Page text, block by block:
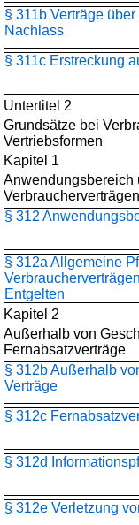
§ 311b Verträge
Nachlass
§ 311c Erstreckung
Untertitel 2
Grundsätze bei
Vertriebsformen
Kapitel 1
Anwendungsbereich
Verbraucherverträgen
§ 312
§ 312a Allgemeine
Entgelten
Kapitel 2
Außerhalb von
Fernabsatzverträge
§ 312b Außerhalb
Verträge
§ 312c
§ 312d
§ 312e Verletzung